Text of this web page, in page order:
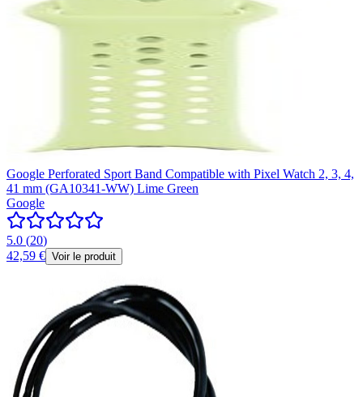
Google Perforated Sport Band Compatible with Pixel Watch 2, 3, 4,
41 mm (GA10341-WW) Lime Green
Google
5.0 (20)
42,59 € Voir le produit